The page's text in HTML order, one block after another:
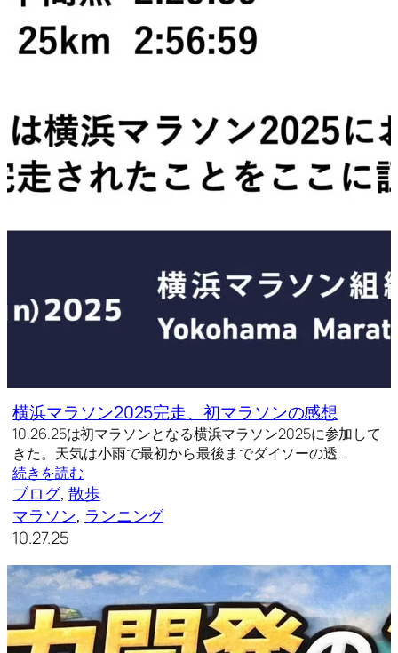
横浜マラソン2025完走、初マラソンの感想
10.26.25は初マラソンとなる横浜マラソン2025に参加して
きた。天気は小雨で最初から最後までダイソーの透…
続きを読む
ブログ, 散歩
マラソン, ランニング
10.27.25